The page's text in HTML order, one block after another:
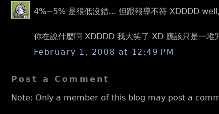
4%~5% 是很低沒錯... 但跟報導不符 XDDDD
你在說什麼啊 XDDDD 我大笑了 XD 應該只是一堆
February 1, 2008 at 12:49 PM
Post a Comment
Note: Only a member of this blog may post a